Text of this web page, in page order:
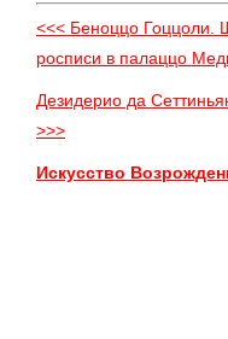
<<< Беноццо Гоццоли.
росписи в палаццо
Дезидерио да
>>>
Искусство